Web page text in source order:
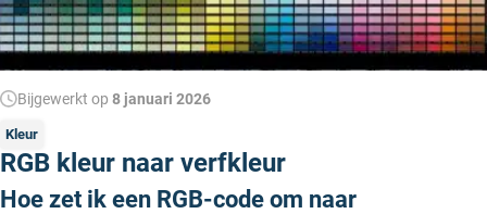
Bijgewerkt op 8 januari 2026
Kleur
RGB kleur naar verfkleur
Hoe zet ik een RGB-code om naar